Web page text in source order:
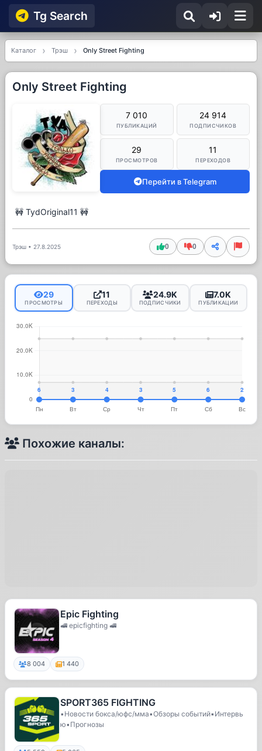
Tg Searсh
Каталог Трэш Only Street Fighting
Only Street Fighting
7 010
ПУБЛИКАЦИЙ
24 914
ПОДПИСЧИКОВ
29
ПРОСМОТРОВ
11
ПЕРЕХОДОВ
Перейти в Telegram
🚧 TydOriginal11 🚧
Трэш • 27.8.2025 0 0
29
ПРОСМОТРЫ
11
ПЕРЕХОДЫ
24.9K
ПОДПИСЧИКИ
7.0K
ПУБЛИКАЦИИ
Похожие каналы:
Epic Fighting
🚅 epicfighting 🚅
8 004 1 440
SPORT365 FIGHTING
▪️Новости бокса/юфс/мма▪️Обзоры событий▪️Интервь
ю▪️Прогнозы